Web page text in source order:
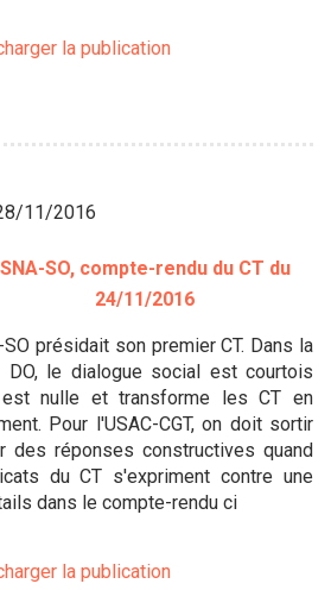
la publication
11/2016
SNA-SO, compte-rendu du CT du
24/11/2016
présidait son premier CT. Dans la
le dialogue social est courtois
nulle et transforme les CT en
Pour l'USAC-CGT, on doit sortir
réponses constructives quand
du CT s'expriment contre une
dans le compte-rendu ci
la publication